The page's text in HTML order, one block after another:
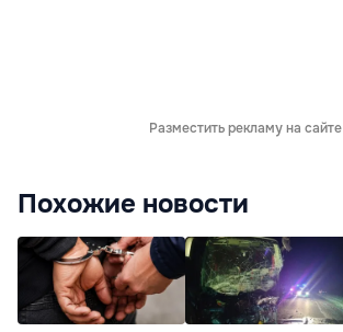
Разместить рекламу на сайте
Похожие новости